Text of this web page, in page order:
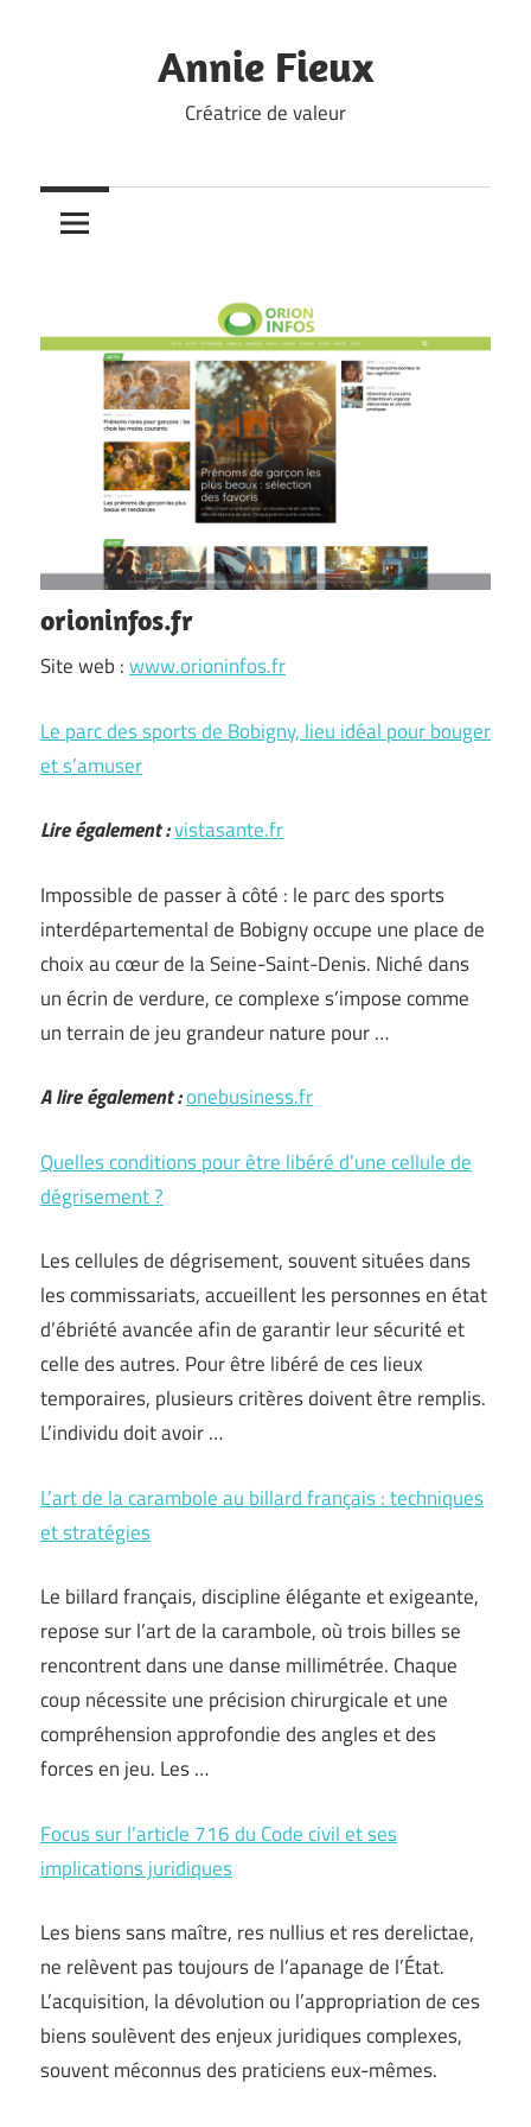
Annie Fieux
Créatrice de valeur
orioninfos.fr
Site web :www.orioninfos.fr
Le parc des sports de Bobigny, lieu idéal pour bouger
et s’amuser
Lire également :vistasante.fr
Impossible de passer à côté : le parc des sports
interdépartemental de Bobigny occupe une place de
choix au cœur de la Seine-Saint-Denis. Niché dans
un écrin de verdure, ce complexe s’impose comme
un terrain de jeu grandeur nature pour …
A lire également :onebusiness.fr
Quelles conditions pour être libéré d’une cellule de
dégrisement ?
Les cellules de dégrisement, souvent situées dans
les commissariats, accueillent les personnes en état
d’ébriété avancée afin de garantir leur sécurité et
celle des autres. Pour être libéré de ces lieux
temporaires, plusieurs critères doivent être remplis.
L’individu doit avoir …
L’art de la carambole au billard français : techniques
et stratégies
Le billard français, discipline élégante et exigeante,
repose sur l’art de la carambole, où trois billes se
rencontrent dans une danse millimétrée. Chaque
coup nécessite une précision chirurgicale et une
compréhension approfondie des angles et des
forces en jeu. Les …
Focus sur l’article 716 du Code civil et ses
implications juridiques
Les biens sans maître, res nullius et res derelictae,
ne relèvent pas toujours de l’apanage de l’État.
L’acquisition, la dévolution ou l’appropriation de ces
biens soulèvent des enjeux juridiques complexes,
souvent méconnus des praticiens eux-mêmes.